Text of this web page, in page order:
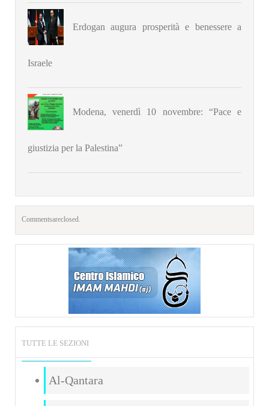
Erdogan augura prosperità e benessere a
Israele
Modena, venerdì 10 novembre: “Pace e
giustizia per la Palestina”
Comments are closed.
TUTTE LE SEZIONI
Al-Qantara